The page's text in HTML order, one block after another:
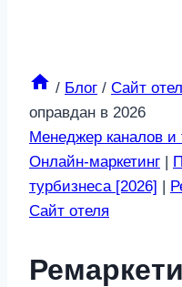
/ Блог / Сайт
оправдан в 2026
Менеджер каналов и
Онлайн-маркетинг
турбизнеса [2026]
Сайт отеля